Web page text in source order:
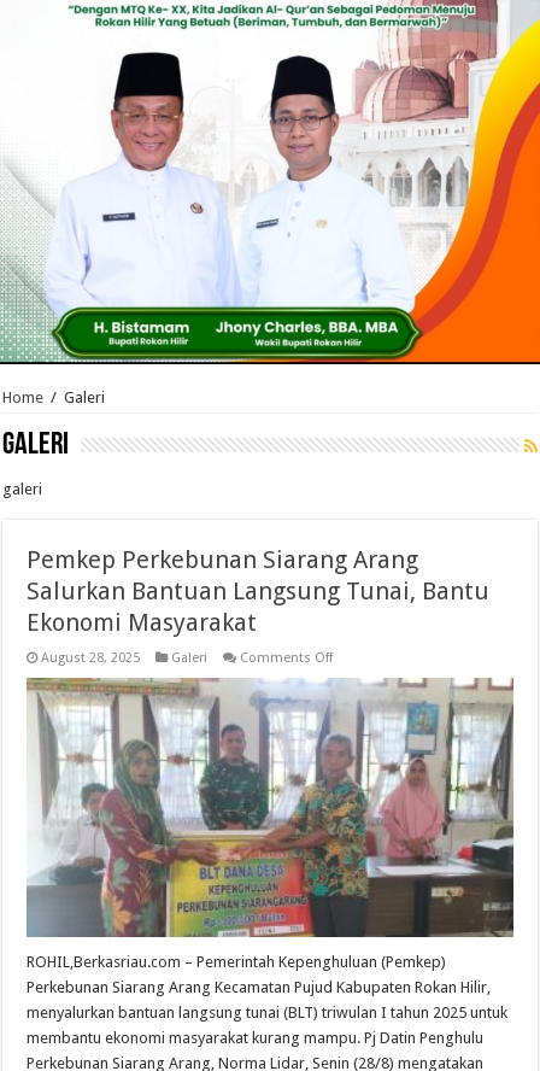
Home / Galeri
Galeri
galeri
Pemkep Perkebunan Siarang Arang
Salurkan Bantuan Langsung Tunai, Bantu
Ekonomi Masyarakat
August 28, 2025 Galeri Comments Offon
Perkebunan
Siarang
Arang
Salurkan
Bantuan
Langsung
Tunai,
Bantu
Ekonomi
Masyarakat
ROHIL,Berkasriau.com – Pemerintah Kepenghuluan (Pemkep)
Perkebunan Siarang Arang Kecamatan Pujud Kabupaten Rokan Hilir,
menyalurkan bantuan langsung tunai (BLT) triwulan I tahun 2025 untuk
membantu ekonomi masyarakat kurang mampu. Pj Datin Penghulu
Perkebunan Siarang Arang, Norma Lidar, Senin (28/8) mengatakan